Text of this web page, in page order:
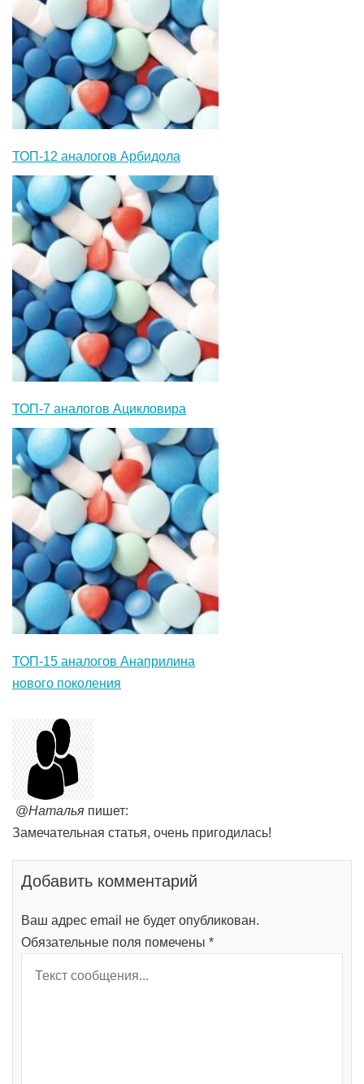
ТОП-12 аналогов Арбидола
ТОП-7 аналогов Ацикловира
ТОП-15 аналогов Анаприлина
нового поколения
@Наталья пишет:
Замечательная статья, очень пригодилась!
Добавить комментарий
Ваш адрес email не будет опубликован.
Обязательные поля помечены *